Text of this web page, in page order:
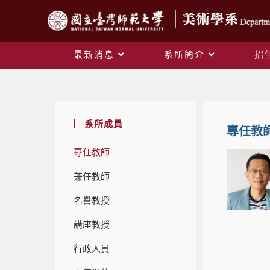
最新消息 系所簡介 招
系所成員
專任教師
兼任教師
名譽教授
講座教授
行政人員
專任教